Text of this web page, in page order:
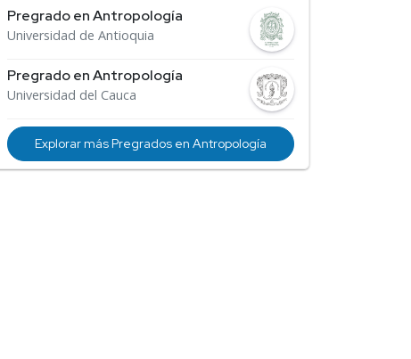
Pregrado en Antropología
Universidad de Antioquia
Pregrado en Antropología
Universidad del Cauca
Explorar más Pregrados en Antropología